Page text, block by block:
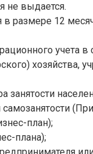
не выдается.
размере 12
учета
хозяйства,
занятости
план);
плана);